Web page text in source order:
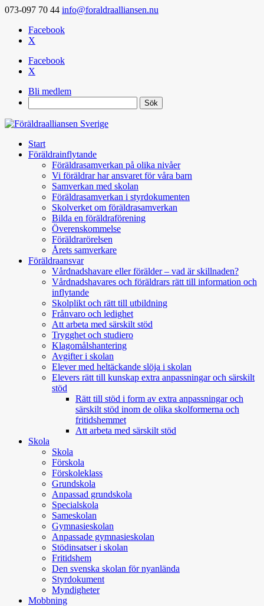
073-097 70 44 info@foraldraalliansen.nu
Facebook
X
Facebook
X
Bli medlem
Start
Föräldrainflytande
Föräldrasamverkan på olika nivåer
Vi föräldrar har ansvaret för våra barn
Samverkan med skolan
Föräldrasamverkan i styrdokumenten
Skolverket om föräldrasamverkan
Bilda en föräldraförening
Överenskommelse
Föräldrarörelsen
Årets samverkare
Föräldraansvar
Vårdnadshavare eller förälder – vad är skillnaden?
Vårdnadshavares och föräldrars rätt till information och
inflytande
Skolplikt och rätt till utbildning
Frånvaro och ledighet
Att arbeta med särskilt stöd
Trygghet och studiero
Klagomålshantering
Avgifter i skolan
Elever med heltäckande slöja i skolan
Elevers rätt till kunskap extra anpassningar och särskilt
stöd
Rätt till stöd i form av extra anpassningar och
särskilt stöd inom de olika skolformerna och
fritidshemmet
Att arbeta med särskilt stöd
Skola
Skola
Förskola
Förskoleklass
Grundskola
Anpassad grundskola
Specialskola
Sameskolan
Gymnasieskolan
Anpassade gymnasieskolan
Stödinsatser i skolan
Fritidshem
Den svenska skolan för nyanlända
Styrdokument
Myndigheter
Mobbning